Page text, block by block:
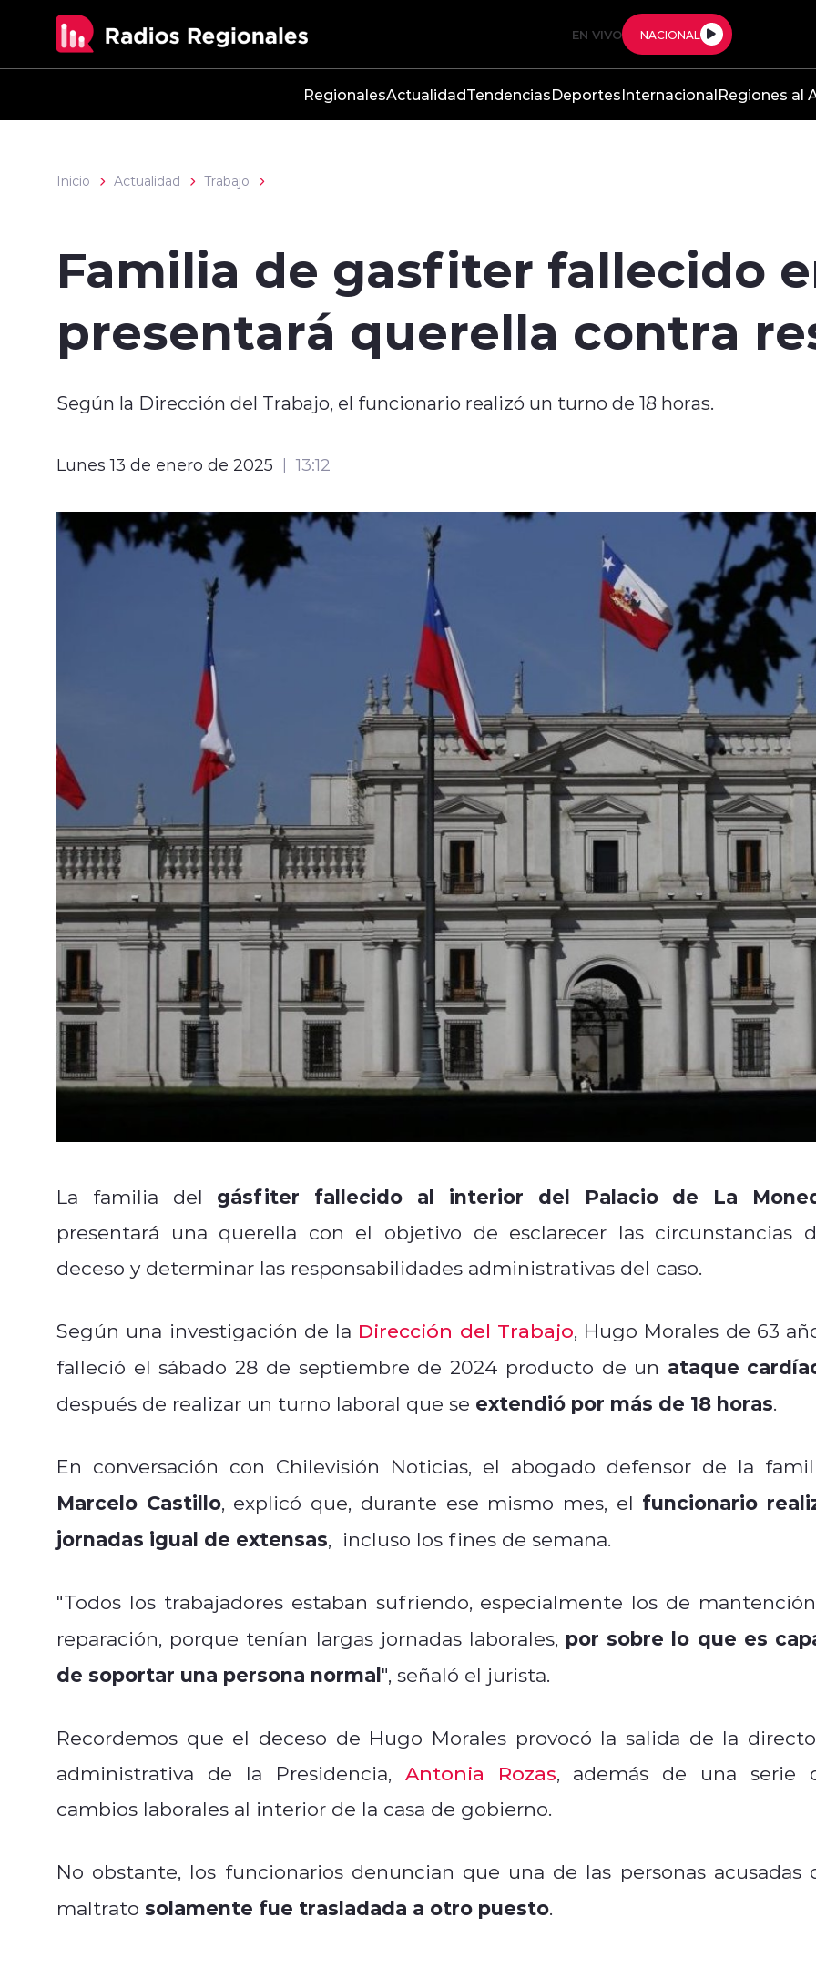
EN VIVO NACIONAL
RegionalesActualidadTendenciasDeportesInternacionalRegiones al
Inicio Actualidad Trabajo
Familia de gasfiter fallecido
presentará querella contra
Según la Dirección del Trabajo, el funcionario realizó un turno de 18 horas.
Lunes 13 de enero de 2025 13:12
La familia del gásfiter fallecido al interior del Palacio de La
presentará una querella con el objetivo de esclarecer las circunstancias
deceso y determinar las responsabilidades administrativas del caso.
Según una investigación de la Dirección del Trabajo, Hugo Morales de 63
falleció el sábado 28 de septiembre de 2024 producto de un ataque
después de realizar un turno laboral que se extendió por más de 18 horas.
En conversación con Chilevisión Noticias, el abogado defensor de la
Marcelo Castillo, explicó que, durante ese mismo mes, el funcionario
jornadas igual de extensas, incluso los fines de semana.
"Todos los trabajadores estaban sufriendo, especialmente los de
reparación, porque tenían largas jornadas laborales, por sobre lo que es
de soportar una persona normal", señaló el jurista.
Recordemos que el deceso de Hugo Morales provocó la salida de la
administrativa de la Presidencia, Antonia Rozas, además de una serie
cambios laborales al interior de la casa de gobierno.
No obstante, los funcionarios denuncian que una de las personas acusadas
maltrato solamente fue trasladada a otro puesto.